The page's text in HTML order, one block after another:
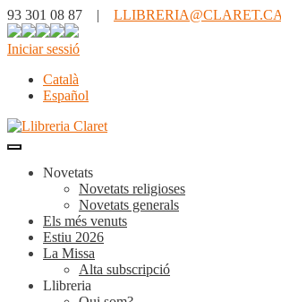
93 301 08 87 |
Iniciar sessió
Català
Español
Novetats
Novetats religioses
Novetats generals
Els més venuts
Estiu 2026
La Missa
Alta subscripció
Llibreria